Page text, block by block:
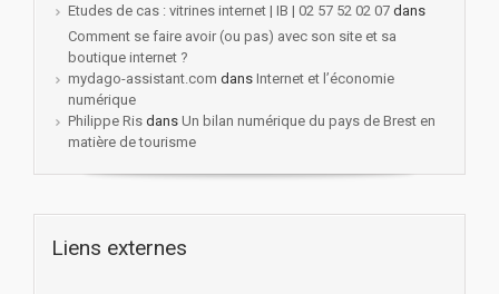
Etudes de cas : vitrines internet | IB | 02 57 52 02 07 dans
Comment se faire avoir (ou pas) avec son site et sa
boutique internet ?
mydago-assistant.com dans Internet et l’économie
numérique
Philippe Ris dans Un bilan numérique du pays de Brest en
matière de tourisme
Liens externes